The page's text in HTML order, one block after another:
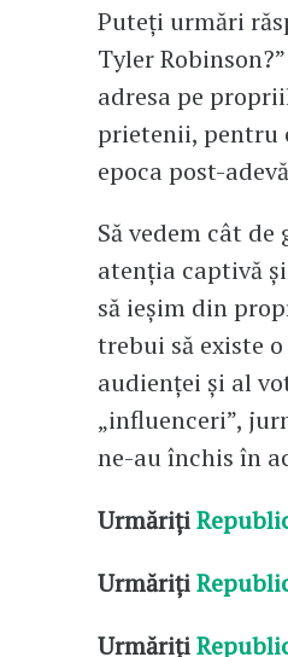
Puteți urmări
Tyler
adresa pe
prietenii, pentru
epoca post-
Să vedem cât
atenția captivă
să ieșim din
trebui să existe
audienței și al
„influenceri”,
ne-au închis în
Urmăriți
Urmăriți
Urmăriți